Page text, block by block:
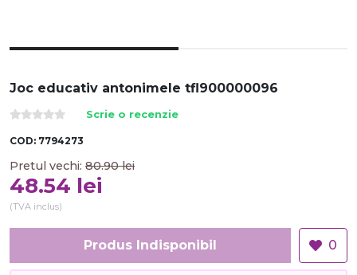
Joc educativ antonimele tfl900000096
Scrie o recenzie
COD: 7794273
Pretul vechi: 80.90 lei
48.54 lei
(TVA inclus)
Produs Indisponibil 0